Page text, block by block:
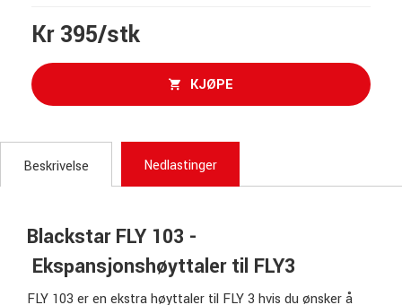
Kr 395/stk
KJØPE
Beskrivelse Nedlastinger
Blackstar FLY 103 -
Ekspansjonshøyttaler til FLY3
FLY 103 er en ekstra høyttaler til FLY 3 hvis du ønsker å